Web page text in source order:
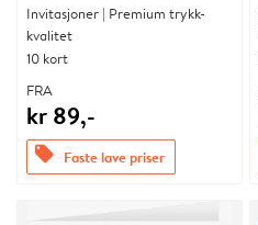
Invitasjoner | Premium trykk-
kvalitet
10 kort
FRA
kr 89,-
offers Faste lave priser